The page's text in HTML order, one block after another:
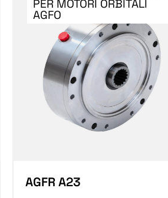
PER MOTORI ORBITALI
AGFO
AGFR A23